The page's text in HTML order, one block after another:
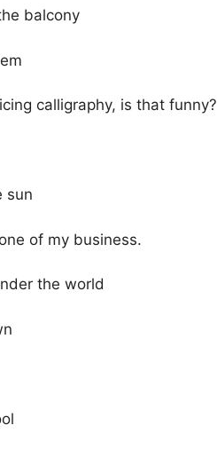
balcony
calligraphy, is that funny?
sun
of my business.
the world